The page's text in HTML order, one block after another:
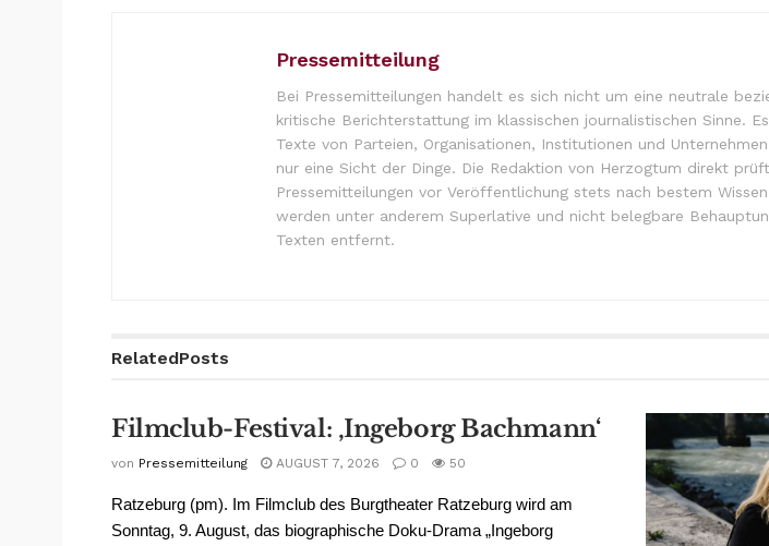
Pressemitteilung
Bei Pressemitteilungen handelt es sich nicht um eine neutrale
kritische Berichterstattung im klassischen journalistischen Sinne.
Texte von Parteien, Organisationen, Institutionen und
nur eine Sicht der Dinge. Die Redaktion von Herzogtum direkt prüft
Pressemitteilungen vor Veröffentlichung stets nach bestem
werden unter anderem Superlative und nicht belegbare
Texten entfernt.
RelatedPosts
Filmclub-Festival: ‚Ingeborg Bachmann‘
von Pressemitteilung AUGUST 7, 2026 0 50
Ratzeburg (pm). Im Filmclub des Burgtheater Ratzeburg wird am
Sonntag, 9. August, das biographische Doku-Drama „Ingeborg